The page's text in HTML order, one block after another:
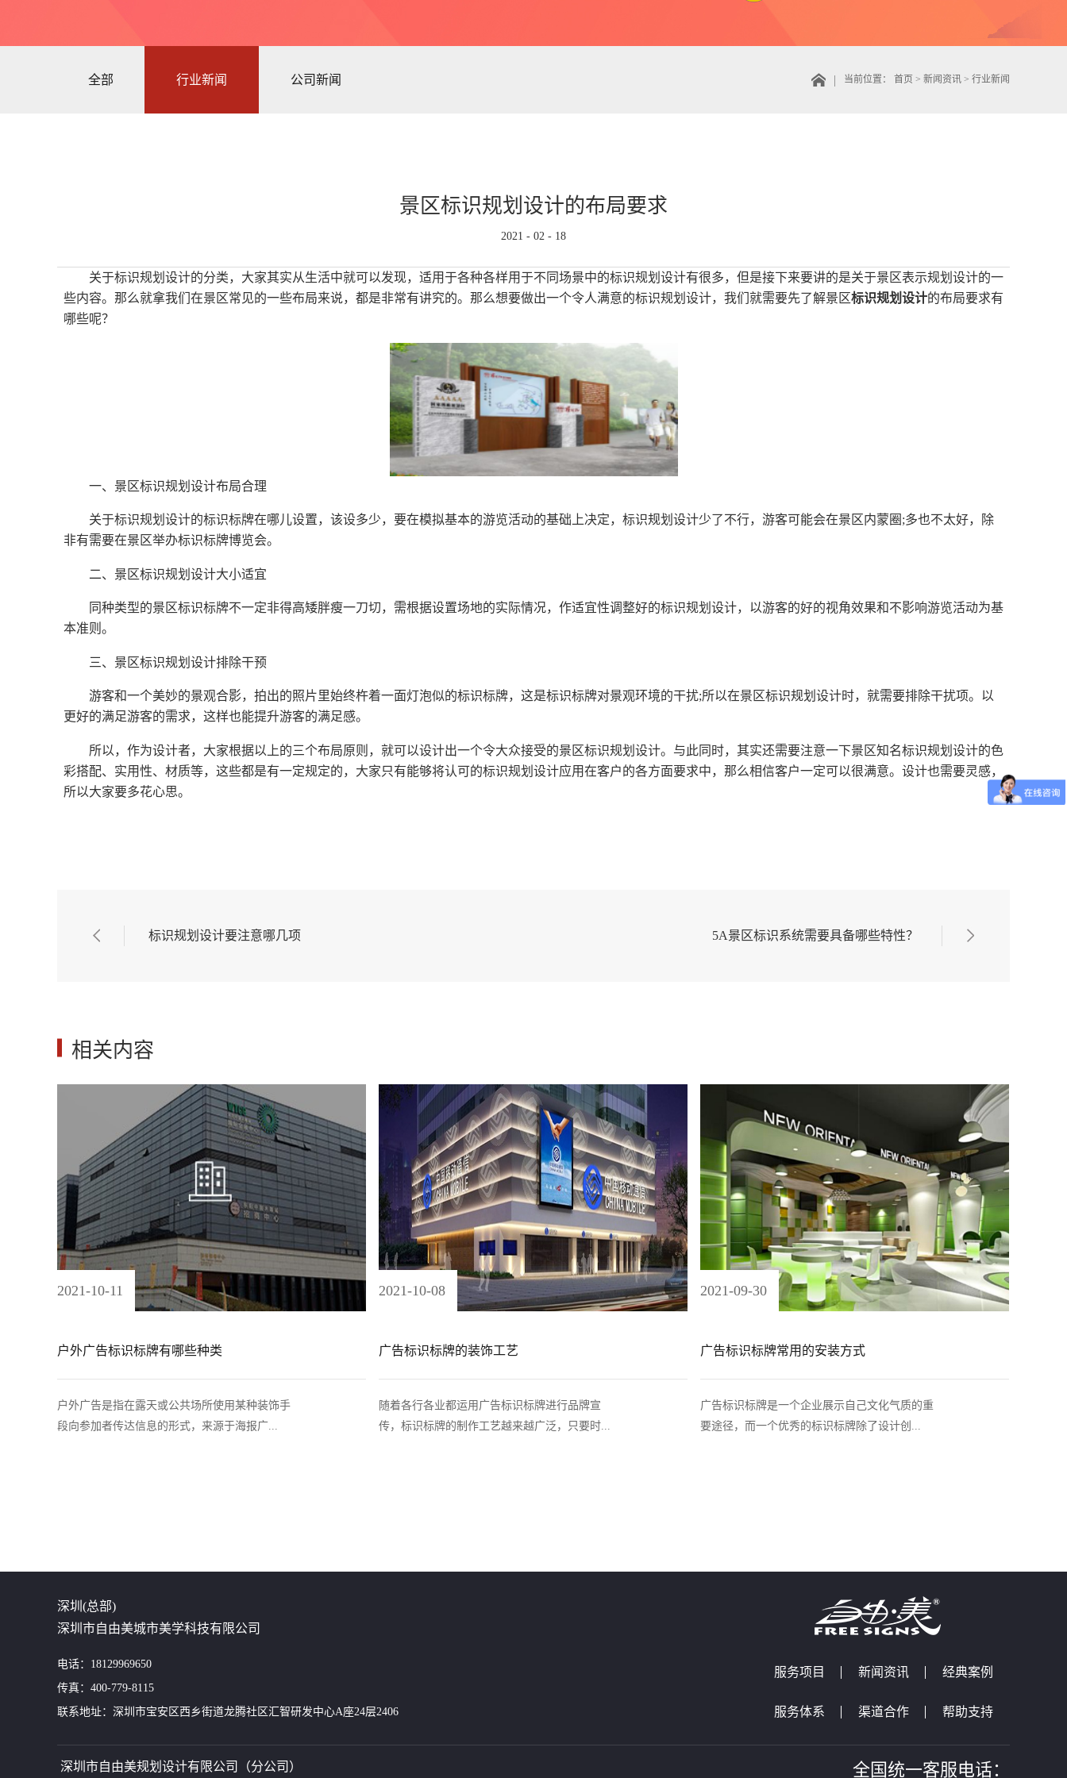
当前位置： 首页 > 新闻资讯 > 行业新闻
全部 行业新闻 公司新闻
景区标识规划设计的布局要求
2021 - 02 - 18
关于标识规划设计的分类，大家其实从生活中就可以发现，适用于各种各样用于不同场景中的标识规划设计有很多，但是接下来要讲的是关于景区表示规划设计的一
些内容。那么就拿我们在景区常见的一些布局来说，都是非常有讲究的。那么想要做出一个令人满意的标识规划设计，我们就需要先了解景区标识规划设计的布局要求有
哪些呢？
一、景区标识规划设计布局合理
关于标识规划设计的标识标牌在哪儿设置，该设多少，要在模拟基本的游览活动的基础上决定，标识规划设计少了不行，游客可能会在景区内蒙圈;多也不太好，除
非有需要在景区举办标识标牌博览会。
二、景区标识规划设计大小适宜
同种类型的景区标识标牌不一定非得高矮胖瘦一刀切，需根据设置场地的实际情况，作适宜性调整好的标识规划设计，以游客的好的视角效果和不影响游览活动为基
本准则。
三、景区标识规划设计排除干预
游客和一个美妙的景观合影，拍出的照片里始终杵着一面灯泡似的标识标牌，这是标识标牌对景观环境的干扰;所以在景区标识规划设计时，就需要排除干扰项。以
更好的满足游客的需求，这样也能提升游客的满足感。
所以，作为设计者，大家根据以上的三个布局原则，就可以设计出一个令大众接受的景区标识规划设计。与此同时，其实还需要注意一下景区知名标识规划设计的色
彩搭配、实用性、材质等，这些都是有一定规定的，大家只有能够将认可的标识规划设计应用在客户的各方面要求中，那么相信客户一定可以很满意。设计也需要灵感，
所以大家要多花心思。
标识规划设计要注意哪几项 5A景区标识系统需要具备哪些特性？
相关内容
户外广告标识标牌有哪些种类
2021-10-11
户外广告是指在露天或公共场所使用某种装饰手
段向参加者传达信息的形式，来源于海报广...
广告标识标牌的装饰工艺
2021-10-08
随着各行各业都运用广告标识标牌进行品牌宣
传，标识标牌的制作工艺越来越广泛，只要时...
广告标识标牌常用的安装方式
2021-09-30
广告标识标牌是一个企业展示自己文化气质的重
要途径，而一个优秀的标识标牌除了设计创...
深圳(总部)
深圳市自由美城市美学科技有限公司
电话：18129969650
传真：400-779-8115
联系地址：深圳市宝安区西乡街道龙腾社区汇智研发中心A座24层2406
深圳市自由美规划设计有限公司（分公司）
服务项目 新闻资讯 经典案例
服务体系 渠道合作 帮助支持
全国统一客服电话：